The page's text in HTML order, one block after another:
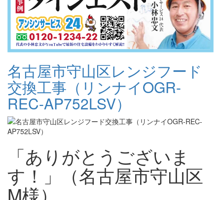
名古屋市守山区レンジフード
交換工事（リンナイOGR-
REC-AP752LSV）
「ありがとうございま
す！」（名古屋市守山区
M様）